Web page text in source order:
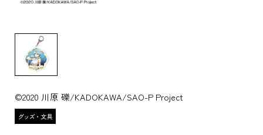
©2020 川原 礫/KADOKAWA/SAO-P Project